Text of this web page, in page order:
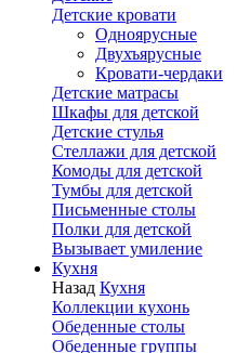
Детские кровати
Одноярусные
Двухъярусные
Кровати-чердаки
Детские матрасы
Шкафы для детской
Детские стулья
Стеллажи для детской
Комоды для детской
Тумбы для детской
Письменные столы
Полки для детской
Вызывает умиление
Кухня
Назад Кухня
Коллекции кухонь
Обеденные столы
Обеденные группы